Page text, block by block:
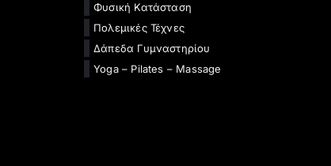
Φυσική Κατάσταση
Πολεμικές Τέχνες
Δάπεδα Γυμναστηρίου
Yoga – Pilates – Massage